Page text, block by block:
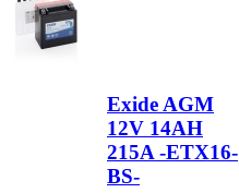
Exide AGM
12V 14AH
215A -ETX16-
BS-